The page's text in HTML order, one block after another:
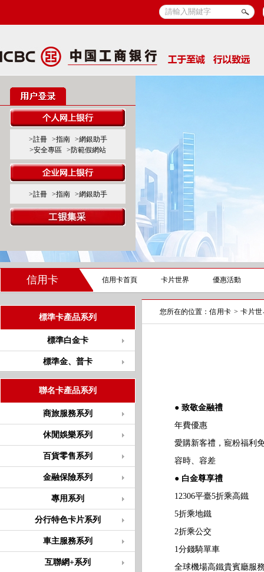
>註冊 >指南
>網銀助手
>安全專區
>防範假網站
>註冊 >指南 >網銀助手
信用卡 信用卡首頁 卡片世界 優惠活動
標準卡產品系列
標準白金卡
標準金、普卡
聯名卡產品系列
商旅服務系列
休閒娛樂系列
百貨零售系列
金融保險系列
專用系列
分行特色卡片系列
車主服務系列
互聯網+系列
您所在的位置： 信用卡 > 卡片
● 致敬金融禮
年費優惠
愛購新客禮，寵粉福利
容時、容差
● 白金尊享禮
12306平臺5折乘高鐵
5折乘地鐵
2折乘公交
1分錢騎單車
全球機場高鐵貴賓廳服務